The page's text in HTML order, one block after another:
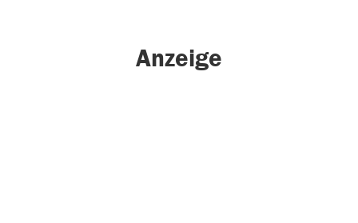
Anzeige